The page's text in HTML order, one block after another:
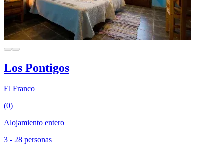
Los Pontigos
El Franco
(0)
Alojamiento entero
3 - 28 personas